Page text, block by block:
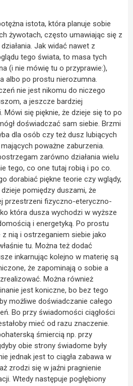
istota, która planuje sobie
żywotach, często umawiając się z
Jak widać nawet z
tego świata, to masa tych
(i nie mówię tu o przyprawie:),
albo po prostu nierozumna.
nie jest nikomu do niczego
a jeszcze bardziej
się pięknie, że dzieje się to po
doświadczać sam siebie. Brzmi
dla osób czy też dusz lubiących
poważne zaburzenia.
zarówno działania wielu
tego, co one tutaj robią i po co.
dorabiać piękne teorie czy wglądy,
pomiędzy duszami, że
przestrzeni fizyczno-eteryczno-
która dusza wychodzi w wyższe
i energetyką. Po prostu
z nią i ostrzeganiem siebie jako
tu. Można też dodać
inkarnując kolejno w materię są
że zapominają o sobie a
Można również
jest koniczne, bo bez tego
możliwe doświadczanie całego
Bo przy świadomości ciągłości
mieć od razu znaczenie.
śmiercią np. przy
obie strony świadome były
jednak jest to ciągła zabawa w
zrodzi się w jaźni pragnienie
Wtedy następuje pogłębiony